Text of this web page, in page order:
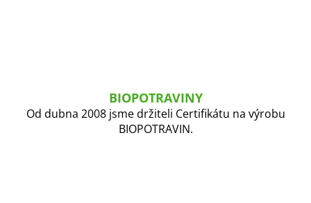
BIOPOTRAVINY
Od dubna 2008 jsme držiteli Certifikátu na výrobu
BIOPOTRAVIN.